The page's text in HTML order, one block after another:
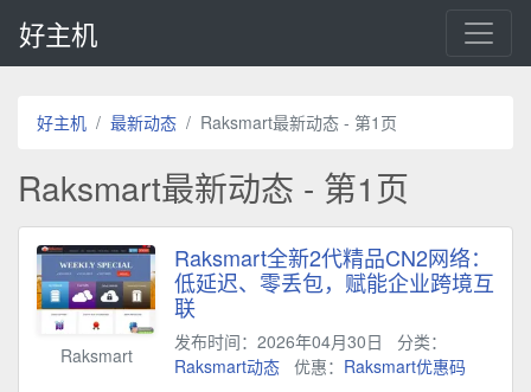
好主机
好主机 最新动态 Raksmart最新动态 - 第1页
Raksmart最新动态 - 第1页
Raksmart
Raksmart全新2代精品CN2网络：
低延迟、零丢包，赋能企业跨境互
联
发布时间：2026年04月30日
分类：
Raksmart动态 优惠： Raksmart优惠码